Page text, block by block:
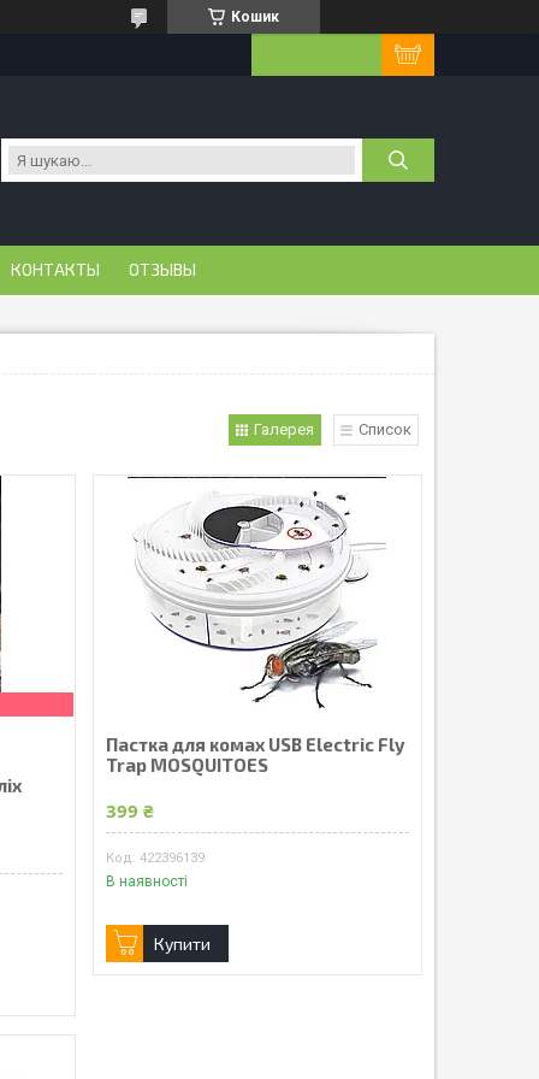
Кошик
КОНТАКТЫ ОТЗЫВЫ
Галерея Список
Пастка для комах USB Electric Fly
Trap MOSQUITOES
399 ₴
422396139
В наявності
Купити